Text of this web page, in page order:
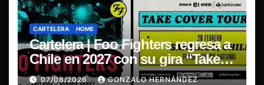
CARTELERA HOME
Cartelera | Foo Fighters regresa a
Chile en 2027 con su gira “Take
Cover Tour 2027”
07/08/2026 GONZALO HERNÁNDEZ